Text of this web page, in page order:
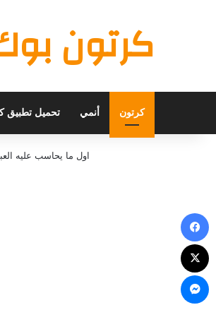
كرتون
كرتون أنمي تحميل تطبيق
اول ما يحاسب عليه